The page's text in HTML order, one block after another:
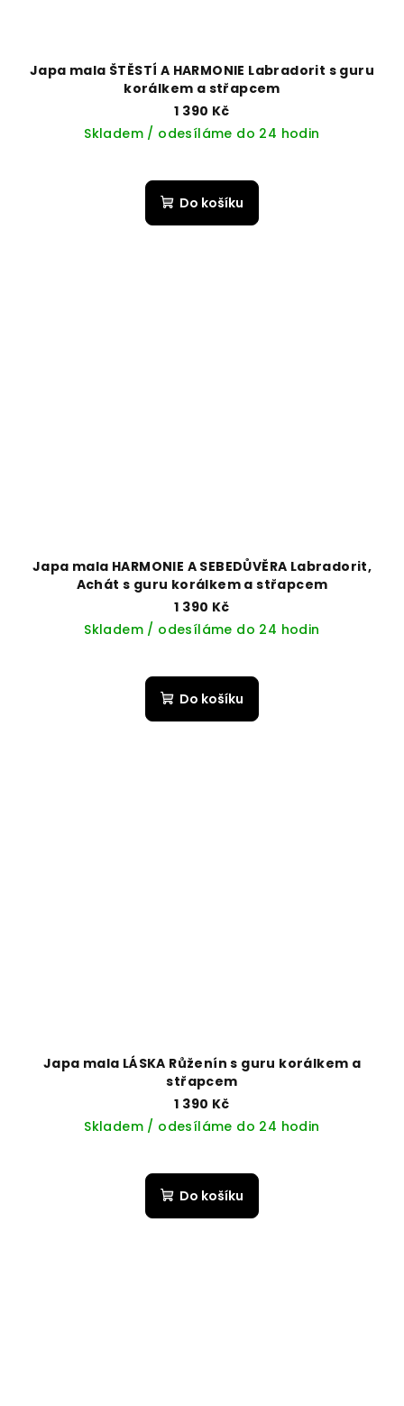
Japa mala ŠTĚSTÍ A HARMONIE Labradorit s guru
korálkem a střapcem
1 390 Kč
Skladem / odesíláme do 24 hodin
Do košíku
Japa mala HARMONIE A SEBEDŮVĚRA Labradorit,
Achát s guru korálkem a střapcem
1 390 Kč
Skladem / odesíláme do 24 hodin
Do košíku
Japa mala LÁSKA Růženín s guru korálkem a
střapcem
1 390 Kč
Skladem / odesíláme do 24 hodin
Do košíku